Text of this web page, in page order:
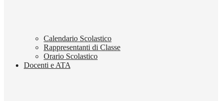
Calendario Scolastico
Rappresentanti di Classe
Orario Scolastico
Docenti e ATA